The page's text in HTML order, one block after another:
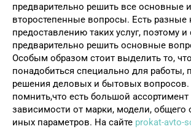
предварительно решить все основные и
второстепенные вопросы. Есть разные
предоставлению таких услуг, поэтому и
предварительно решить основные
Особым образом стоит выделить то,
понадобиться специально для работы,
решения деловых и бытовых
помнить,что есть большой
зависимости от марки, модели, общего
иных параметров. На сайте prokat-avto-